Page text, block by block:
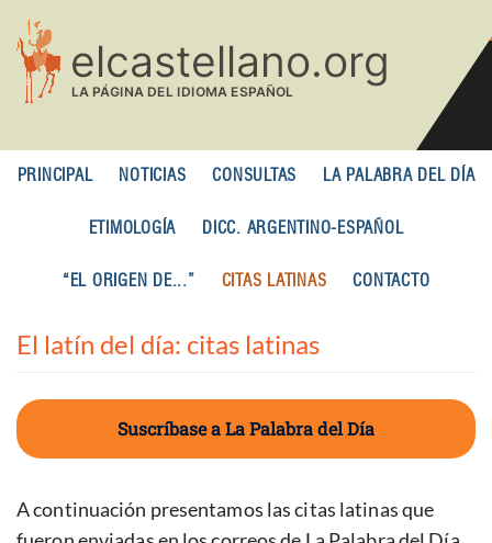
contenido
principal
PRINCIPAL NOTICIAS CONSULTAS LA PALABRA DEL DÍA
ETIMOLOGÍA DICC. ARGENTINO-ESPAÑOL
“EL ORIGEN DE...” CITAS LATINAS CONTACTO
El latín del día: citas latinas
Suscríbase a La Palabra del Día
A continuación presentamos las citas latinas que